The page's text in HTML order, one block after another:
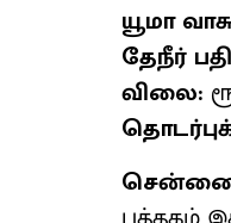
யூமா
தேநீர்
விலை: